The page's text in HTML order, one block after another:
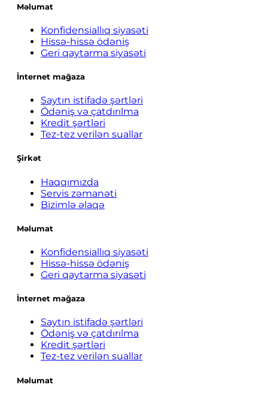
Məlumat
Konfidensiallıq siyasəti
Hissə-hissə ödəniş
Geri qaytarma siyasəti
İnternet mağaza
Saytın istifadə şərtləri
Ödəniş və çatdırılma
Kredit şərtləri
Tez-tez verilən suallar
Şirkət
Haqqımızda
Servis zəmanəti
Bizimlə əlaqə
Məlumat
Konfidensiallıq siyasəti
Hissə-hissə ödəniş
Geri qaytarma siyasəti
İnternet mağaza
Saytın istifadə şərtləri
Ödəniş və çatdırılma
Kredit şərtləri
Tez-tez verilən suallar
Məlumat